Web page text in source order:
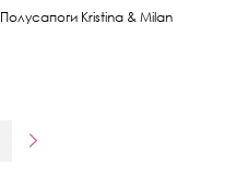
Полусапоги Kristina & Milan